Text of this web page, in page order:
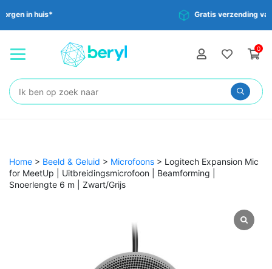
Gratis verzending vanaf €35,-
0
Zoeken:
Home > Beeld & Geluid > Microfoons > Logitech Expansion Mic
for MeetUp | Uitbreidingsmicrofoon | Beamforming |
Snoerlengte 6 m | Zwart/Grijs